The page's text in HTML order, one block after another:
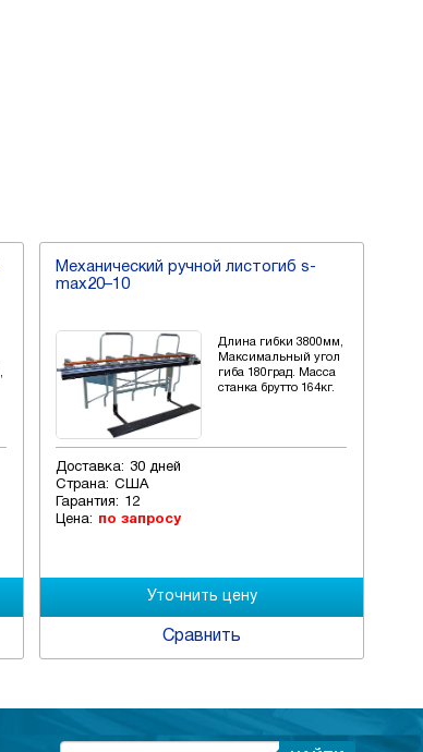
Механический ручной листогиб s-
max20–10
Длина гибки 3800мм,
Максимальный угол
гиба 180град. Масса
станка брутто 164кг.
Доставка: 30 дней
Страна: США
Гарантия: 12
Цена: по запросу
Сравнить